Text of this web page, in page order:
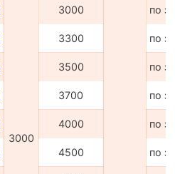
3000
3000 по
3300 по
3500 по
3700 по
4000 по
4500 по